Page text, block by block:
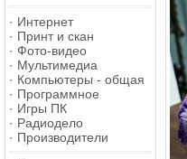
· Интернет
· Принт и скан
· Фото-видео
· Мультимедиа
· Компьютеры - общая
· Программное
· Игры ПК
· Радиодело
· Производители